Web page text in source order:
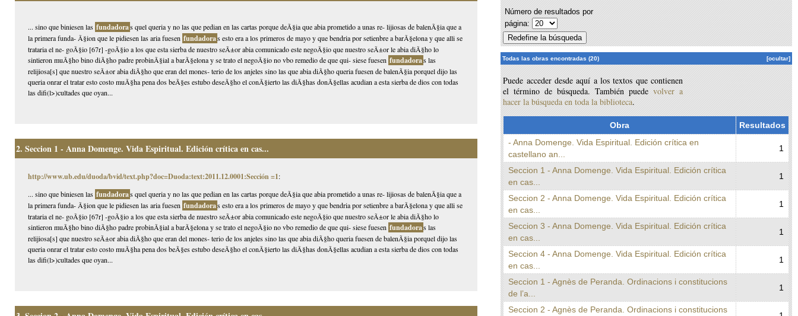
... sino que biniesen las fundadoras quel queria y no las que pedian en las cartas porque deÃ§ia que abia prometido a unas re- lijiosas de balenÃ§ia que a
la primera funda- Ã§ion que le pidiesen las aria fuesen fundadoras esto era a los primeros de mayo y que bendria por setienbre a barÃ§elona y que alli se
trataria el ne- goÃ§io [67r] -goÃ§io a los que esta sierba de nuestro seÃ±or abia comunicado este negoÃ§io que nuestro seÃ±or le abia diÃ§ho lo
sintieron muÃ§ho bino diÃ§ho padre probinÃ§ial a barÃ§elona y se trato el negoÃ§io no vbo remedio de que qui- siese fuesen fundadoras las
relijiosa[s] que nuestro seÃ±or abia diÃ§ho que eran del mones- terio de los anjeles sino las que abia diÃ§ho queria fuesen de balenÃ§ia porquel dijo las
queria onrar el tratar esto costo muÃ§ha pena dos beÃ§es estubo deseÃ§ho el conÃ§ierto las diÃ§has donÃ§ellas acudian a esta sierba de dios con todas
las difi(l>)cultades que oyan...
2. Seccion 1 - Anna Domenge. Vida Espiritual. Edición crítica en cas...
http://www.ub.edu/duoda/bvid/text.php?doc=Duoda:text:2011.12.0001:Sección =1:
... sino que biniesen las fundadoras quel queria y no las que pedian en las cartas porque deÃ§ia que abia prometido a unas re- lijiosas de balenÃ§ia que a
la primera funda- Ã§ion que le pidiesen las aria fuesen fundadoras esto era a los primeros de mayo y que bendria por setienbre a barÃ§elona y que alli se
trataria el ne- goÃ§io [67r] -goÃ§io a los que esta sierba de nuestro seÃ±or abia comunicado este negoÃ§io que nuestro seÃ±or le abia diÃ§ho lo
sintieron muÃ§ho bino diÃ§ho padre probinÃ§ial a barÃ§elona y se trato el negoÃ§io no vbo remedio de que qui- siese fuesen fundadoras las
relijiosa[s] que nuestro seÃ±or abia diÃ§ho que eran del mones- terio de los anjeles sino las que abia diÃ§ho queria fuesen de balenÃ§ia porquel dijo las
queria onrar el tratar esto costo muÃ§ha pena dos beÃ§es estubo deseÃ§ho el conÃ§ierto las diÃ§has donÃ§ellas acudian a esta sierba de dios con todas
las difi(l>)cultades que oyan...
Número de resultados por
página:
[ocultar]
Todas las obras encontradas (20)
Puede acceder desde aquí a los textos que contienen
el término de búsqueda. También puedevolver a
hacer la búsqueda en toda la biblioteca.
Obra
Resultados
- Anna Domenge. Vida Espiritual. Edición crítica en
castellano an...
1
Seccion 1 - Anna Domenge. Vida Espiritual. Edición crítica
en cas...
1
Seccion 2 - Anna Domenge. Vida Espiritual. Edición crítica
en cas...
1
Seccion 3 - Anna Domenge. Vida Espiritual. Edición crítica
en cas...
1
Seccion 4 - Anna Domenge. Vida Espiritual. Edición crítica
en cas...
1
Seccion 1 - Agnès de Peranda. Ordinacions i constitucions
de l’a...
1
Seccion 2 - Agnès de Peranda. Ordinacions i constitucions